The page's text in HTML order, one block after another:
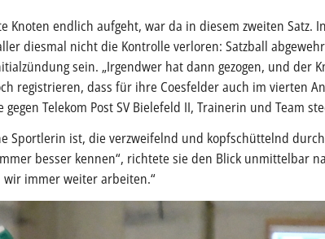
Knoten endlich aufgeht, war da in diesem zweiten Satz.
diesmal nicht die Kontrolle verloren: Satzball
sein. „Irgendwer hat dann gezogen, und der
registrieren, dass für ihre Coesfelder auch im vierten
Telekom Post SV Bielefeld II, Trainerin und Team
Sportlerin ist, die verzweifelnd und kopfschüttelnd
besser kennen“, richtete sie den Blick unmittelbar
immer weiter arbeiten.“